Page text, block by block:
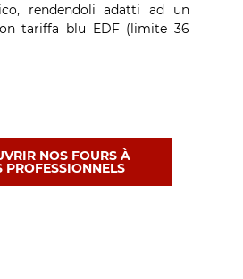
rendendoli adatti ad un
tariffa blu EDF (limite 36
NOS FOURS À
PROFESSIONNELS